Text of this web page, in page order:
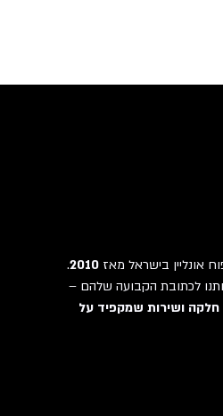
אונליין בישראל מאז2010
.
לכתובת הקבועה שלהם –
ושירות שמקפיד על